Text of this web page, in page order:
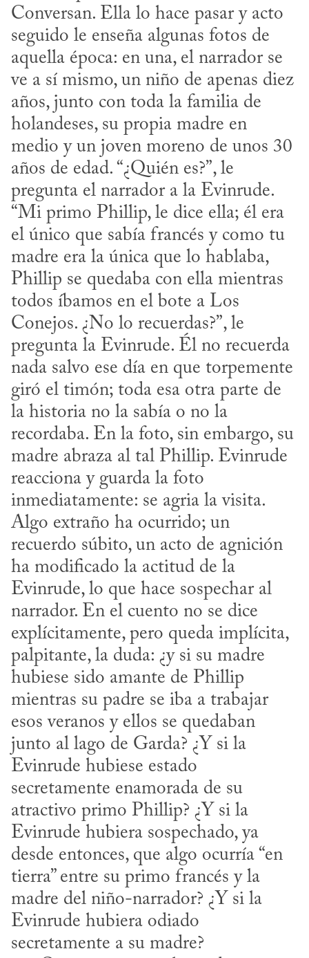
Conversan. Ella lo hace pasar y acto
seguido le enseña algunas fotos de
aquella época: en una, el narrador se
ve a sí mismo, un niño de apenas diez
años, junto con toda la familia de
holandeses, su propia madre en
medio y un joven moreno de unos 30
años de edad. “¿Quién es?”, le
pregunta el narrador a la Evinrude.
“Mi primo Phillip, le dice ella; él era
el único que sabía francés y como tu
madre era la única que lo hablaba,
Phillip se quedaba con ella mientras
todos íbamos en el bote a Los
Conejos. ¿No lo recuerdas?”, le
pregunta la Evinrude. Él no recuerda
nada salvo ese día en que torpemente
giró el timón; toda esa otra parte de
la historia no la sabía o no la
recordaba. En la foto, sin embargo, su
madre abraza al tal Phillip. Evinrude
reacciona y guarda la foto
inmediatamente: se agria la visita.
Algo extraño ha ocurrido; un
recuerdo súbito, un acto de agnición
ha modificado la actitud de la
Evinrude, lo que hace sospechar al
narrador. En el cuento no se dice
explícitamente, pero queda implícita,
palpitante, la duda: ¿y si su madre
hubiese sido amante de Phillip
mientras su padre se iba a trabajar
esos veranos y ellos se quedaban
junto al lago de Garda? ¿Y si la
Evinrude hubiese estado
secretamente enamorada de su
atractivo primo Phillip? ¿Y si la
Evinrude hubiera sospechado, ya
desde entonces, que algo ocurría “en
tierra” entre su primo francés y la
madre del niño-narrador? ¿Y si la
Evinrude hubiera odiado
secretamente a su madre?